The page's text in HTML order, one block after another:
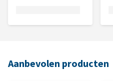
Aanbevolen producten